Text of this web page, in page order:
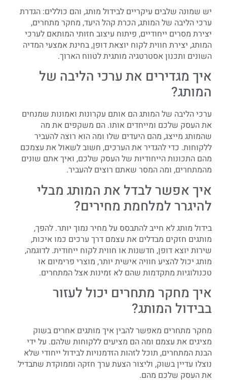
יש שמונה שלבים עיקריים לבידול מותג, והם כוללים: הגדרת
ערכי הליבה של המותג, הכרת קהל היעד, מחקר מתחרים,
יצירת מסרים ייחודיים, פיתוח עיצוב חזותי המותאם לערכי
המותג, יצירת חווית לקוח יוצאת דופן, בחינת אמצעי המדיה
השונים ותכנון אסטרטגיה מותגית לטווח הארוך.
איך מגדירים את ערכי הליבה של
המותג?
ערכי הליבה של המותג הם אותם עקרונות ואמונות שמנחים
את העסק שלכם ומייחדים אותו. הם משקפים את מה
שהמותג מייצג, מהם היעדים שלו ומה הוא רוצה להעביר
ללקוחות. כדי להגדיר את הערכים, חשוב לשאול את עצמכם
מהם התכונות הייחודיות של העסק שלכם, ואיך אתם שונים
מהמתחרים, ומה המסר שאתם רוצים להעביר.
איך אפשר לבדל את המותג מבלי
להיגרר למלחמת מחירים?
בידול מותג לא חייב להתבסס על מחיר נמוך יותר. להפך,
מותגים חזקים מבדלים את עצמם דרך ערכים כמו איכות,
שירות יוצא דופן, חדשנות או חווית לקוח ייחודית. לדוגמה,
מותג יכול להציע חוויה אישית יותר, מוצרי פרימיום או
טכנולוגיות מתקדמות שהם לא זמינות אצל המתחרים.
איך מחקר מתחרים יכול לעזור
בבידול המותג?
מחקר מתחרים מאפשר להבין איך מותגים אחרים בשוק
מציגים את עצמם ומה הם מציעים ללקוחות שלהם. על ידי
הבנת המתחרים, תוכל לזהות הזדמנויות לבידול ייחודי שלא
נוצלו עדיין בשוק, וליצור הצעת ערך חזקה וממוקדת שתבדיל
את העסק שלכם מהם.